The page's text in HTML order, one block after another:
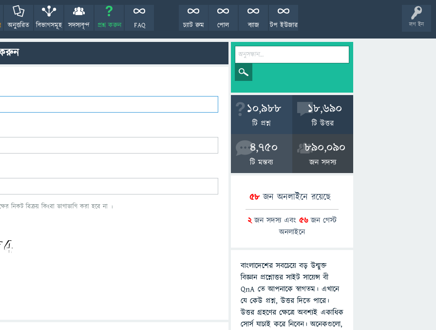
লগ ইন
অনুত্তরিত বিভাগসমূহ সদস্যবৃন্দ প্রশ্ন করুন FAQ টপ ইউজার
ব্যাজ
পোল
চ্যাট রুম
করুন
নিকট বিক্রয় কিংবা ভাগাভাগি করা হবে না ।
10,988
টি প্রশ্ন
18,690
টি উত্তর
4,750
টি মন্তব্য
890,090
জন সদস্য
58জন অনলাইনে রয়েছে
2জন সদস্য এবং 56জন গেস্ট
অনলাইনে
বাংলাদেশের সবচেয়ে বড় উন্মুক্ত
বিজ্ঞান প্রশ্নোত্তর সাইট সায়েন্স বী
QnA তে আপনাকে স্বাগতম। এখানে
যে কেউ প্রশ্ন, উত্তর দিতে পারে।
উত্তর গ্রহণের ক্ষেত্রে অবশ্যই একাধিক
সোর্স যাচাই করে নিবেন। অনেকগুলো,